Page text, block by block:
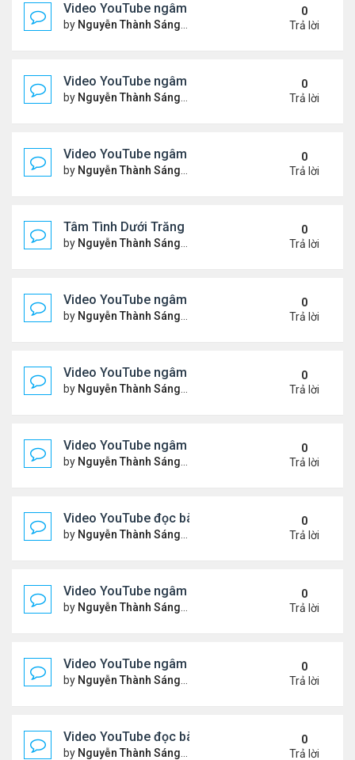
Video YouTube ngâm bài thơ nhạc lục bát "Thổn
by Nguyễn Thành Sáng Chủ nhật Tháng 5 24, 2026
0
Trả lời
Video YouTube ngâm bài Thơ Nhạc Lục Bát "Để
by Nguyễn Thành Sáng Thứ 7 Tháng 5 16, 2026 10:35
0
Trả lời
Video YouTube ngâm bài thơ nhạc lục bát "Em Đi
by Nguyễn Thành Sáng Thứ 5 Tháng 5 14, 2026 7:20
0
Trả lời
Tâm Tình Dưới Trăng
by Nguyễn Thành Sáng Thứ 3 Tháng 5 12, 2026 3:15
0
Trả lời
Video YouTube ngâm bài thơ nhạc lục bát "Em Có
by Nguyễn Thành Sáng Thứ 7 Tháng 5 02, 2026 10:15
0
Trả lời
Video YouTube ngâm bài thơ nhạc lục bát "Nói
by Nguyễn Thành Sáng Thứ 3 Tháng 4 21, 2026 8:37
0
Trả lời
Video YouTube ngâm bài Thơ Nhạc Lục Bát: "Thơ
by Nguyễn Thành Sáng Thứ 4 Tháng 4 08, 2026 8:22
0
Trả lời
Video YouTube đọc bài thơ "Vậy Mà Ai Nỡ"
by Nguyễn Thành Sáng Thứ 6 Tháng 4 03, 2026 7:59
0
Trả lời
Video YouTube ngâm bài Thơ Nhạc Lục Bát: Em
by Nguyễn Thành Sáng Thứ 2 Tháng 3 30, 2026 8:19
0
Trả lời
Video YouTube ngâm bài Thơ Nhạc Lục Bát: Nỗi
by Nguyễn Thành Sáng Thứ 5 Tháng 3 26, 2026 8:13
0
Trả lời
Video YouTube đọc bài thơ "Đôi Mắt Của Em"
by Nguyễn Thành Sáng Thứ 6 Tháng 3 20, 2026 8:21
0
Trả lời